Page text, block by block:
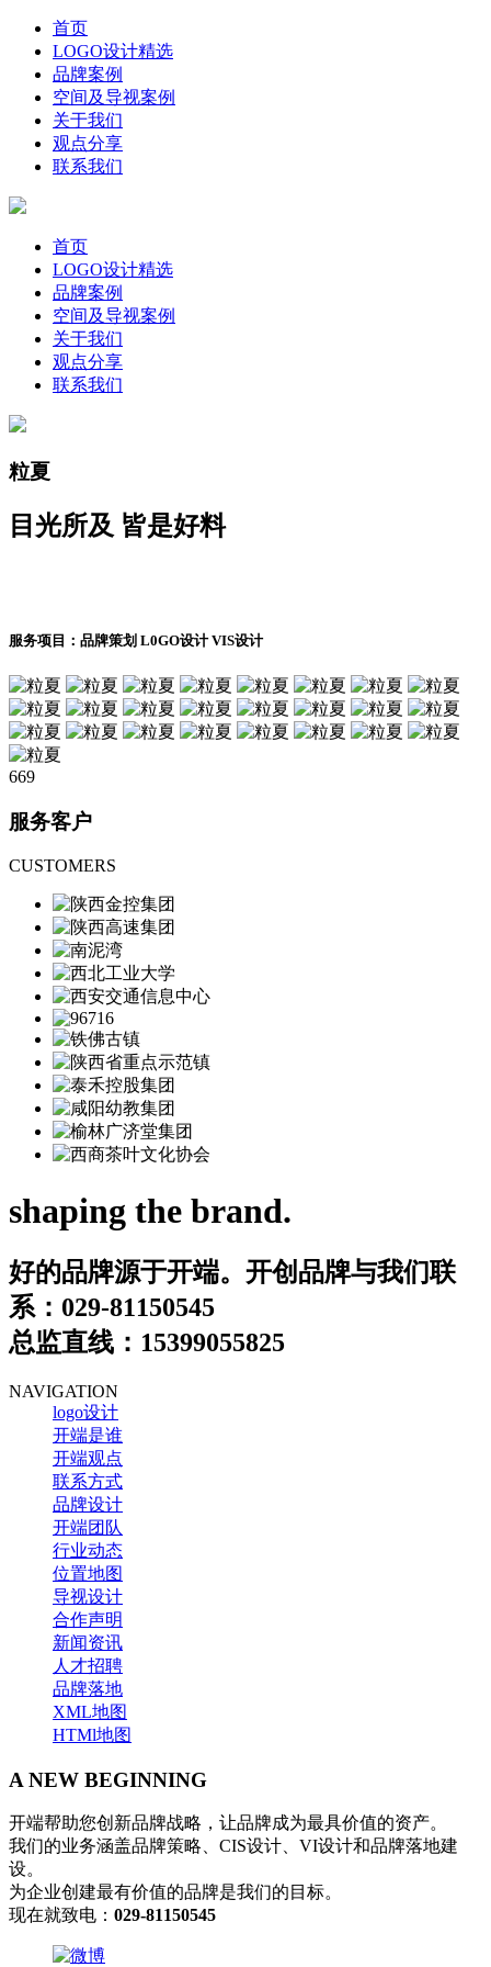
首页
LOGO设计精选
品牌案例
空间及导视案例
关于我们
观点分享
联系我们
首页
LOGO设计精选
品牌案例
空间及导视案例
关于我们
观点分享
联系我们
粒夏
目光所及 皆是好料
服务项目：品牌策划 L0GO设计 VIS设计
669
服务客户
CUSTOMERS
shaping the brand.
好的品牌源于开端。开创品牌与我们联
系： 029-81150545
总监直线： 15399055825
NAVIGATION
logo设计
开端是谁
开端观点
联系方式
品牌设计
开端团队
行业动态
位置地图
导视设计
合作声明
新闻资讯
人才招聘
品牌落地
XML地图
HTMl地图
A NEW BEGINNING
开端帮助您创新品牌战略，让品牌成为最具价值的资产。
我们的业务涵盖品牌策略、CIS设计、VI设计和品牌落地建
设。
为企业创建最有价值的品牌是我们的目标。
现在就致电： 029-81150545